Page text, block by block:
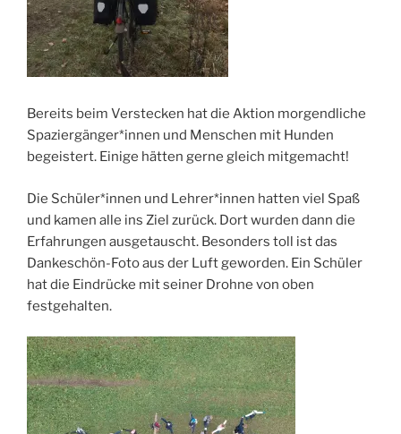
Bereits beim Verstecken hat die Aktion morgendliche
Spaziergänger*innen und Menschen mit Hunden
begeistert. Einige hätten gerne gleich mitgemacht!
Die Schüler*innen und Lehrer*innen hatten viel Spaß
und kamen alle ins Ziel zurück. Dort wurden dann die
Erfahrungen ausgetauscht. Besonders toll ist das
Dankeschön-Foto aus der Luft geworden. Ein Schüler
hat die Eindrücke mit seiner Drohne von oben
festgehalten.